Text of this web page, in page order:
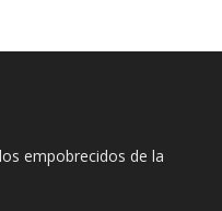
empobrecidos de la